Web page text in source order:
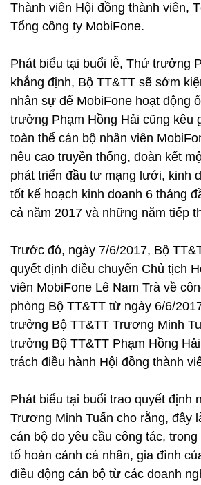
Thành viên Hội đồng thành viên,
Tổng công ty MobiFone.
Phát biểu tại buổi lễ, Thứ trưởng
khẳng định, Bộ TT&TT sẽ sớm
nhân sự để MobiFone hoạt động
trưởng Phạm Hồng Hải cũng kêu
toàn thể cán bộ nhân viên
nêu cao truyền thống, đoàn kết
phát triển đầu tư mạng lưới, kinh
tốt kế hoạch kinh doanh 6 tháng
cả năm 2017 và những năm tiếp
Trước đó, ngày 7/6/2017, Bộ
quyết định điều chuyển Chủ tịch
viên MobiFone Lê Nam Trà về
phòng Bộ TT&TT từ ngày 6/6/
trưởng Bộ TT&TT Trương Minh
trưởng Bộ TT&TT Phạm Hồng
trách điều hành Hội đồng thành
Phát biểu tại buổi trao quyết định
Trương Minh Tuấn cho rằng, đây
cán bộ do yêu cầu công tác,
tố hoàn cảnh cá nhân, gia đình
điều động cán bộ từ các doanh